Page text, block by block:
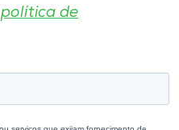
política de